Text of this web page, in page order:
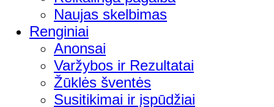
Naujas skelbimas
Renginiai
Anonsai
Varžybos ir Rezultatai
Žūklės šventės
Susitikimai ir įspūdžiai